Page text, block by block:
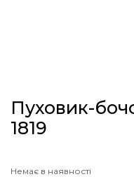
Пуховик-
1819
Немає в наявності